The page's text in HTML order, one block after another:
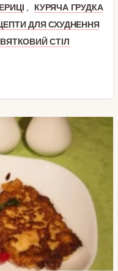
,
КУРЯЧА ГРУДКА
ДЛЯ СХУДНЕННЯ
СТІЛ